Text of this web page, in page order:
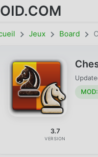
Jeux Board
3.7
VERSION